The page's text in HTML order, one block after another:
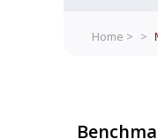
Home > >